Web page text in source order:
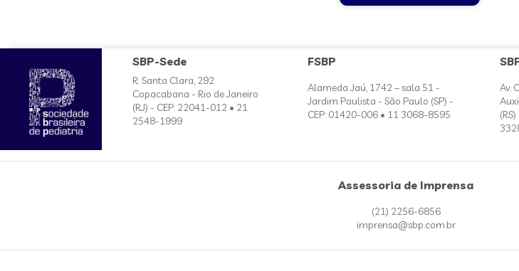
SBP-Sede
R. Santa Clara, 292
Copacabana - Rio de Janeiro
(RJ) - CEP: 22041-012 • 21
2548-1999
FSBP
Alameda Jaú, 1742 – sala 51 -
Jardim Paulista - São Paulo (SP) -
CEP: 01420-006 • 11 3068-8595
Av.
Assessoria de Imprensa
(21) 2256-6856
imprensa@sbp.com.br